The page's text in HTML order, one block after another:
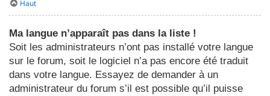
Haut
Ma langue n’apparaît pas dans la liste !
Soit les administrateurs n’ont pas installé votre langue
sur le forum, soit le logiciel n’a pas encore été traduit
dans votre langue. Essayez de demander à un
administrateur du forum s’il est possible qu’il puisse